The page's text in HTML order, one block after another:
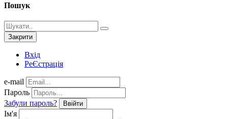
Пошук
Закрити
Вхід
РеЄстрація
e-mail
Пароль
Забули пароль?
Ввійти
Ім'я